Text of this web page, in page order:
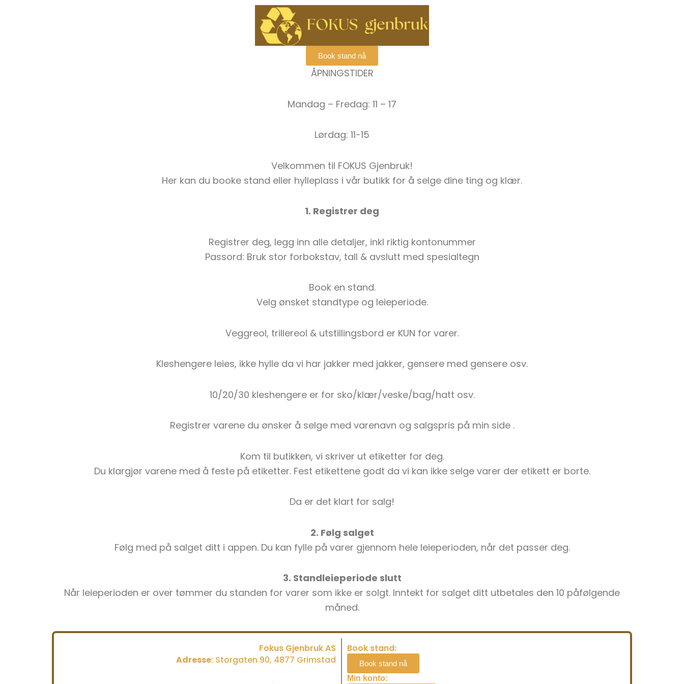
Book stand nå
ÅPNINGSTIDER
Mandag – Fredag: 11 – 17
Lørdag: 11-15
Velkommen til FOKUS Gjenbruk!
Her kan du booke stand eller hylleplass i vår butikk for å selge dine ting og klær.
1. Registrer deg
Registrer deg, legg inn alle detaljer, inkl riktig kontonummer
Passord: Bruk stor forbokstav, tall & avslutt med spesialtegn
Book en stand.
Velg ønsket standtype og leieperiode.
Veggreol, trillereol & utstillingsbord er KUN for varer.
Kleshengere leies, ikke hylle da vi har jakker med jakker, gensere med gensere osv.
10/20/30 kleshengere er for sko/klær/veske/bag/hatt osv.
Registrer varene du ønsker å selge med varenavn og salgspris på min side .
Kom til butikken, vi skriver ut etiketter for deg.
Du klargjør varene med å feste på etiketter. Fest etikettene godt da vi kan ikke selge varer der etikett er borte.
Da er det klart for salg!
2. Følg salget
Følg med på salget ditt i appen. Du kan fylle på varer gjennom hele leieperioden, når det passer deg.
3. Standleieperiode slutt
Når leieperioden er over tømmer du standen for varer som ikke er solgt. Inntekt for salget ditt utbetales den 10 påfølgende
måned.
Fokus Gjenbruk AS
Adresse: Storgaten 90, 4877 Grimstad
Book stand:
Book stand nå
Min konto: